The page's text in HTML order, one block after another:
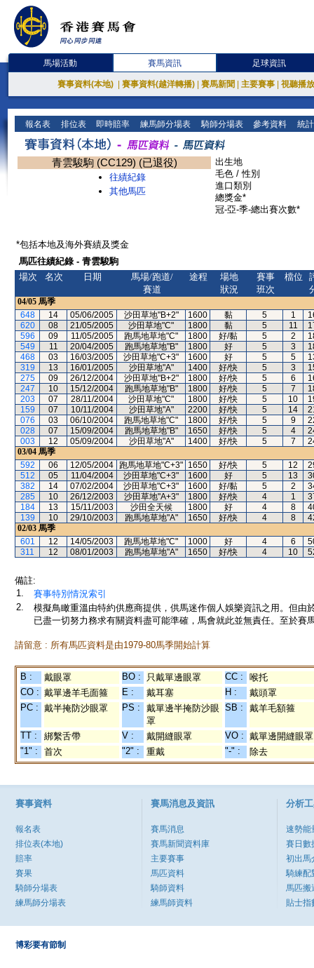
馬場活動 賽馬資訊 足球資訊
賽事資料(本地) 賽事資料(越洋轉播) 賽馬新聞 主要賽事 視聽播
報名表 排位表 即時賠率 練馬師分場表 騎師分場表 參考資料 統
青雲駿駒 (CC129) (已退役)
往績紀錄
其他馬匹
出生地
毛色 / 性別
進口類別
總獎金*
冠-亞-季-總出賽次數*
*包括本地及海外賽績及獎金
馬匹往績紀錄 - 青雲駿駒
場次
名次 日期
馬場/跑道/
賽道
途程
場地
狀況
賽事
班次
檔位
04/05 馬季
648
14 05/06/2005 沙田草地"B+2" 1600 黏 5 1
620
08 21/05/2005 沙田草地"C" 1800 黏 5 11
596
09 11/05/2005 跑馬地草地"C" 1800 好/黏 5 2
549
11 20/04/2005 跑馬地草地"B" 1800 好 5 3
468
03 16/03/2005 沙田草地"C+3" 1600 好 5 5
319
13 16/01/2005 沙田草地"A" 1400 好/快 5 3
275
09 26/12/2004 沙田草地"B+2" 1800 好/快 5 6
247
10 15/12/2004 跑馬地草地"B" 1800 好/快 5 7
203
07 28/11/2004 沙田草地"C" 1800 好/快 5 10
159
07 10/11/2004 沙田草地"A" 2200 好/快 5 14
076
03 06/10/2004 跑馬地草地"C" 1800 好/快 5 9
028
07 15/09/2004 跑馬地草地"B" 1650 好/快 5 4
003
12 05/09/2004 沙田草地"A" 1400 好/快 5 7
03/04 馬季
592
06 12/05/2004 跑馬地草地"C+3" 1650 好/快 5 12
512
05 11/04/2004 沙田草地"C+3" 1600 好 5 13
382
14 07/02/2004 沙田草地"C+3" 1600 好/黏 5 2
285
10 26/12/2003 沙田草地"A+3" 1800 好/快 4 1
184
13 15/11/2003 沙田全天候 1800 好 4 8
139
10 29/10/2003 跑馬地草地"A" 1650 好/快 4 8
02/03 馬季
601
12 14/05/2003 跑馬地草地"C" 1000 好 4 6
311
12 08/01/2003 跑馬地草地"A" 1650 好/快 4 10
備註:
1.
賽事特別情況索引
2.
模擬鳥瞰重溫由特約供應商提供，供馬迷作個人娛樂資訊之用。但
已盡一切努力務求有關資料盡可能準確，馬會就此並無責任。至於賽
請留意 : 所有馬匹資料是由1979-80馬季開始計算
B : 戴眼罩 BO : 只戴單邊眼罩 CC :
喉托
CO : 戴單邊羊毛面箍 E : 戴耳塞 H :
戴頭罩
PC : 戴半掩防沙眼罩 PS :
戴單邊半掩防沙眼
罩
SB : 戴羊毛額箍
TT : 綁繫舌帶 V : 戴開縫眼罩 VO : 戴單邊開縫眼罩
"1" :
首次 "2" : 重戴 "-" : 除去
賽事資料
報名表
排位表(本地)
賠率
賽果
騎師分場表
練馬師分場表
賽馬消息及資訊
賽馬消息
賽馬新聞資料庫
主要賽事
馬匹資料
騎師資料
練馬師資料
分析
速勢能
賽日數
初出馬
騎練配
馬匹搬
貼士指
博彩要有節制